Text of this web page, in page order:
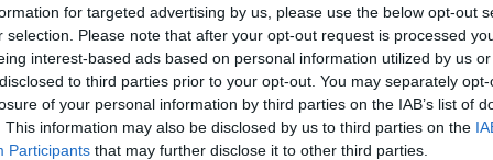
for targeted advertising by us, please use the below opt-out
selection. Please note that after your opt-out request is processed
interest-based ads based on personal information utilized by us
to third parties prior to your opt-out. You may separately
of your personal information by third parties on the IAB’s list of
This information may also be disclosed by us to third parties on the
Participants that may further disclose it to other third parties.
il problema dello spreco alimentare.
che l'educazione al rispetto delle risorse e
dalla più tenera età, promuovendo una
ambientale.